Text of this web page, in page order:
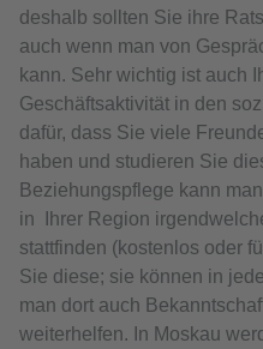
deshalb sollten Sie ihre
auch wenn man von
kann. Sehr wichtig ist auch
Geschäftsaktivität in den
dafür, dass Sie viele
haben und studieren Sie
Beziehungspflege kann
in Ihrer Region
stattfinden (kostenlos oder
Sie diese; sie können in
man dort auch
weiterhelfen. In Moskau